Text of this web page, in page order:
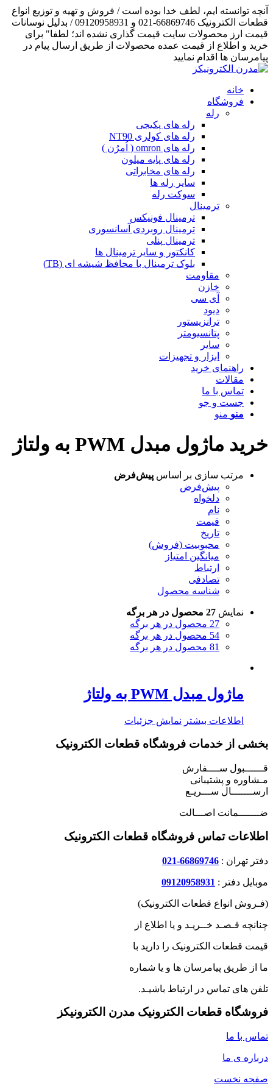
آنچه توانسته ایم، لطف خدا بوده است / فروش و تهیه و توزیع انواع
قطعات الکترونیک 66869746-021 و 09120958931 / بدلیل نوسانات
قیمت ارز محصولات سایت قیمت گذاری نشده اند؛ لطفا" برای
خرید و اطلاع از قیمت عمده محصولات از طریق ارسال پیام در
پیامرسان ها اقدام نمایید
خانه
فروشگاه
رله
رله های پکیجی
رله های کولری NT90
رله های omron ( اُمرُن )
رله های پایه میلون
رله های مخابراتی
سایر رله ها
سوکت رله
ترمینال
ترمینال فونیکس
ترمینال روبردی آسانسوری
ترمینال پنلی
کانکتور و سایر ترمینال ها
بلوک ترمینال با محافظ شیشه ای (TB)
مقاومت
خازن
آی سی
دیود
ترانزیستور
پتانسیومتر
سایر
ابزار و تجهیزات
راهنمای خرید
مقالات
تماس با ما
جست و جو
منو منو
خرید ماژول مبدل PWM به ولتاژ
مرتب سازی بر اساس پیش‌فرض
پیش‌فرض
دلخواه
نام
قیمت
تاریخ
محبوبیت (فروش)
میانگین امتیاز
ارتباط
تصادفی
شناسه محصول
نمایش 27 محصول در هر برگه
27 محصول در هر برگه
54 محصول در هر برگه
81 محصول در هر برگه
ماژول مبدل PWM به ولتاژ
اطلاعات بیشتر نمایش جزئیات
بخشی از خدمات فروشگاه قطعات الکترونیک
قــــــبول ســــفارش
مـشاوره و پشتیبانی
ارســـــــال ســـریـع
ضـــــــمانت اصـــالت
اطلاعات تماس فروشگاه قطعات الکترونیک
دفتر تهران : 66869746-021
موبایل دفتر : 09120958931
(فـروش انواع قطعات الکترونیک)
چنانچه قـصـد خــریـد و یا اطلاع از
قیمت قطعات الکترونیک را دارید با
ما از طریق پیامرسان ها و یا شماره
تلفن های تماس در ارتباط باشیـد.
فروشگاه قطعات الکترونیک مدرن الکترونیکز
تماس با ما
درباره ی ما
صفحه نخست